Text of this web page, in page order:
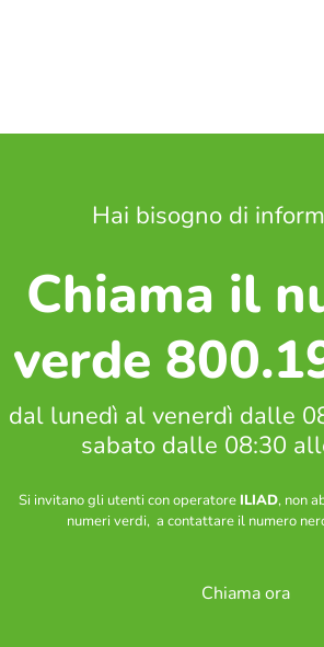
Hai bisogno di
Chiama il
verde
dal lunedì al venerdì dalle
sabato dalle 08:30
Si invitano gli utenti con operatore ILIAD, non
numeri verdi, a contattare il numero
Chiama ora